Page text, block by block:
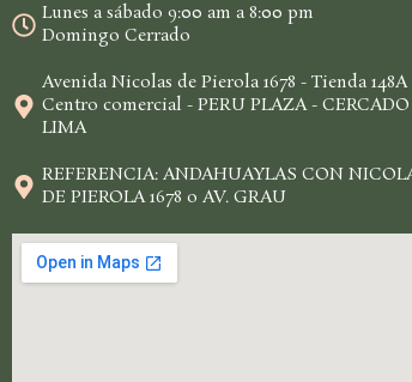
Lunes a sábado 9:00 am a 8:00 pm
Domingo Cerrado
Avenida Nicolas de Pierola 1678 - Tienda 148A
Centro comercial - PERU PLAZA - CERCADO
LIMA
REFERENCIA: ANDAHUAYLAS CON
DE PIEROLA 1678 o AV. GRAU